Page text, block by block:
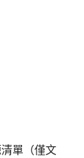
單（僅文